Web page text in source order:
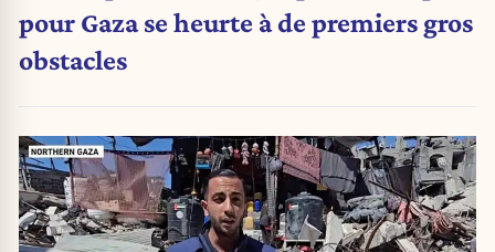
pour Gaza se heurte à de premiers gros
obstacles